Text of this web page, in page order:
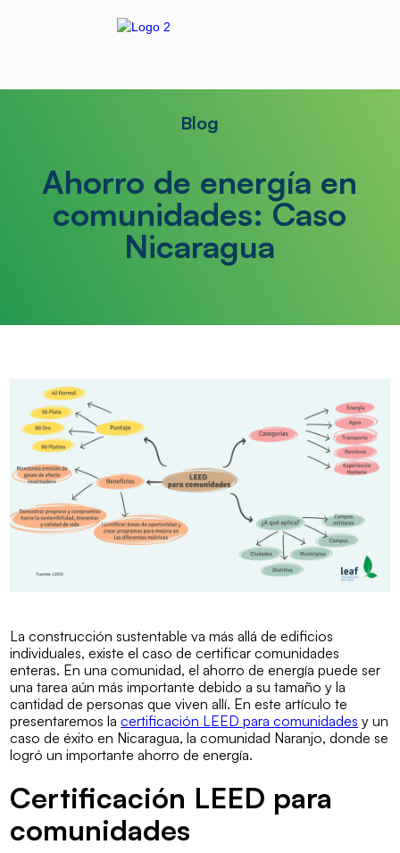
Blog
Ahorro de energía en
comunidades: Caso
Nicaragua
La construcción sustentable va más allá de edificios
individuales, existe el caso de certificar comunidades
enteras. En una comunidad, el ahorro de energía puede ser
una tarea aún más importante debido a su tamaño y la
cantidad de personas que viven allí. En este artículo te
presentaremos lacertificación LEED para comunidades y un
caso de éxito en Nicaragua, la comunidad Naranjo, donde se
logró un importante ahorro de energía.
Certificación LEED para
comunidades